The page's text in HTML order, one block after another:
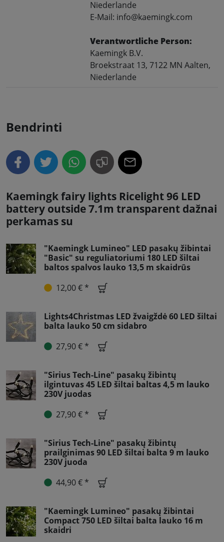
Niederlande
E-Mail: info@kaemingk.com
Verantwortliche Person:
Kaemingk B.V.
Broekstraat 13, 7122 MN Aalten,
Niederlande
Bendrinti
Kaemingk fairy lights Ricelight 96 LED
battery outside 7.1m transparent dažnai
perkamas su
"Kaemingk Lumineo" LED pasakų žibintai
"Basic" su reguliatoriumi 180 LED šiltai
baltos spalvos lauko 13,5 m skaidrūs
12,00 € *
Lights4Christmas LED žvaigždė 60 LED šiltai
balta lauko 50 cm sidabro
27,90 € *
"Sirius Tech-Line" pasakų žibintų
ilgintuvas 45 LED šiltai baltas 4,5 m lauko
230V juodas
27,90 € *
"Sirius Tech-Line" pasakų žibintų
prailginimas 90 LED šiltai balta 9 m lauko
230V juoda
44,90 € *
"Kaemingk Lumineo" pasakų žibintai
Compact 750 LED šiltai balta lauko 16 m
skaidri